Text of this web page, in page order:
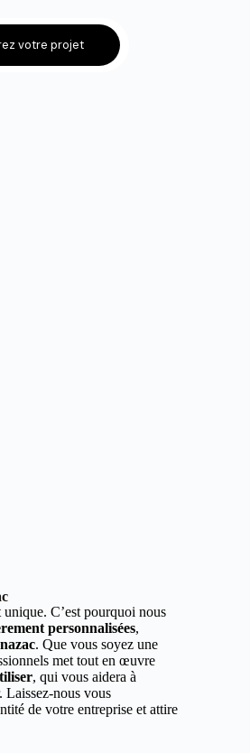
votre projet
C’est pourquoi nous
personnalisées,
. Que vous soyez une
met tout en œuvre
, qui vous aidera à
Laissez-nous vous
de votre entreprise et attire